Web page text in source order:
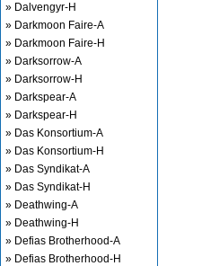
» Dalvengyr-H
» Darkmoon Faire-A
» Darkmoon Faire-H
» Darksorrow-A
» Darksorrow-H
» Darkspear-A
» Darkspear-H
» Das Konsortium-A
» Das Konsortium-H
» Das Syndikat-A
» Das Syndikat-H
» Deathwing-A
» Deathwing-H
» Defias Brotherhood-A
» Defias Brotherhood-H